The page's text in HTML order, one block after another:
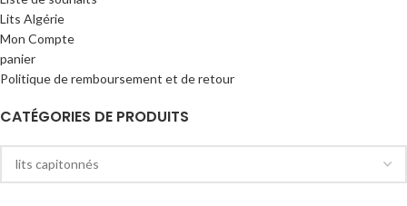
Lits Algérie
Mon Compte
panier
Politique de remboursement et de retour
CATÉGORIES DE PRODUITS